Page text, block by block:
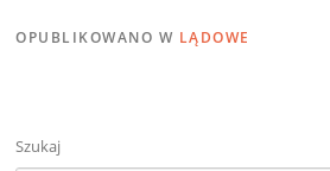
OPUBLIKOWANO W LĄDOWE
Szukaj